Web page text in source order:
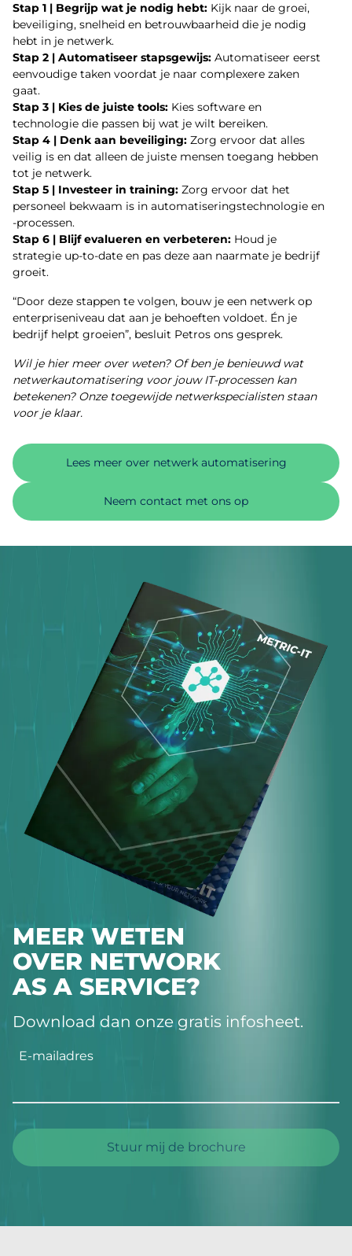
Stap 1 | Begrijp wat je nodig hebt: Kijk naar de groei,
beveiliging, snelheid en betrouwbaarheid die je nodig
hebt in je netwerk.
Stap 2 | Automatiseer stapsgewijs: Automatiseer eerst
eenvoudige taken voordat je naar complexere zaken
gaat.
Stap 3 | Kies de juiste tools: Kies software en
technologie die passen bij wat je wilt bereiken.
Stap 4 | Denk aan beveiliging: Zorg ervoor dat alles
veilig is en dat alleen de juiste mensen toegang hebben
tot je netwerk.
Stap 5 | Investeer in training: Zorg ervoor dat het
personeel bekwaam is in automatiseringstechnologie en
-processen.
Stap 6 | Blijf evalueren en verbeteren: Houd je
strategie up-to-date en pas deze aan naarmate je bedrijf
groeit.
“Door deze stappen te volgen, bouw je een netwerk op
enterpriseniveau dat aan je behoeften voldoet. Én je
bedrijf helpt groeien”, besluit Petros ons gesprek.
Wil je hier meer over weten? Of ben je benieuwd wat
netwerkautomatisering voor jouw IT-processen kan
betekenen? Onze toegewijde netwerkspecialisten staan
voor je klaar.
Lees meer over netwerk automatisering
Neem contact met ons op
MEER WETEN
OVER NETWORK
AS A SERVICE?
Download dan onze gratis infosheet.
E-mailadres
Stuur mij de brochure